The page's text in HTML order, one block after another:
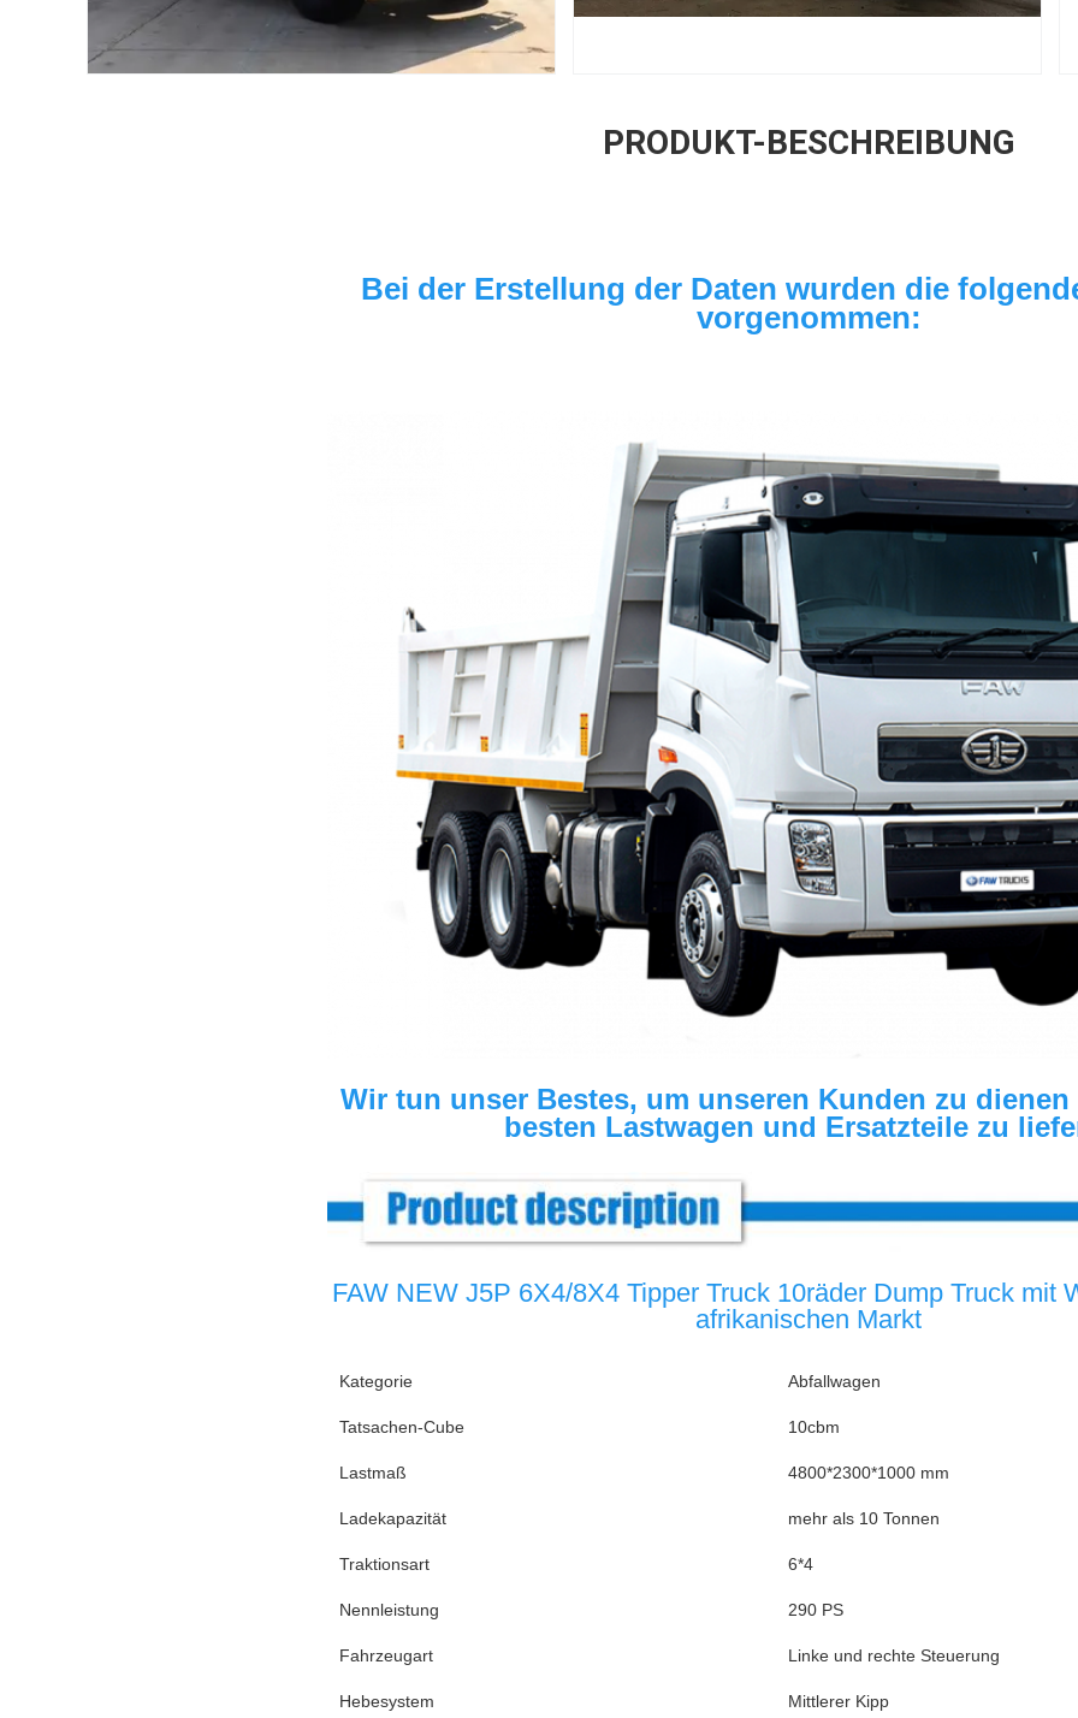
PRODUKT-BESCHREIBUNG
Bei der Erstellung der Daten wurden die
vorgenommen:
Wir tun unser Bestes, um unseren Kunden zu
besten Lastwagen und Ersatzteile zu
FAW NEW J5P 6X4/8X4 Tipper Truck 10räder Dump Truck mit
afrikanischen Markt
Kategorie Abfallwagen
Tatsachen-Cube 10cbm
Lastmaß 4800*2300*1000 mm
Ladekapazität mehr als 10 Tonnen
Traktionsart 6*4
Nennleistung 290 PS
Fahrzeugart Linke und rechte Steuerung
Hebesystem Mittlerer Kipp